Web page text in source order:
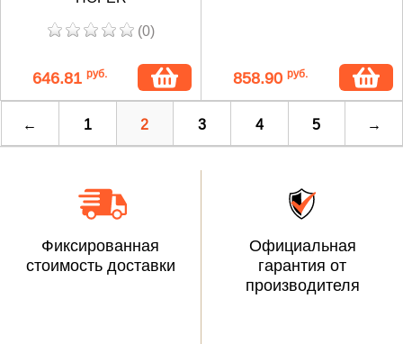
(0)
646.81 руб. 858.90 руб.
← 1 2 3 4 5 →
Фиксированная
стоимость доставки
Официальная
гарантия от
производителя